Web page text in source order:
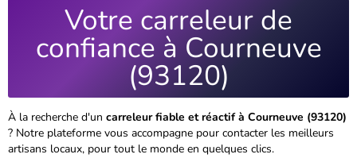
Votre carreleur de
confiance à Courneuve
(93120)
À la recherche d'un carreleur fiable et réactif à Courneuve (93120)
? Notre plateforme vous accompagne pour contacter les meilleurs
artisans locaux, pour tout le monde en quelques clics.